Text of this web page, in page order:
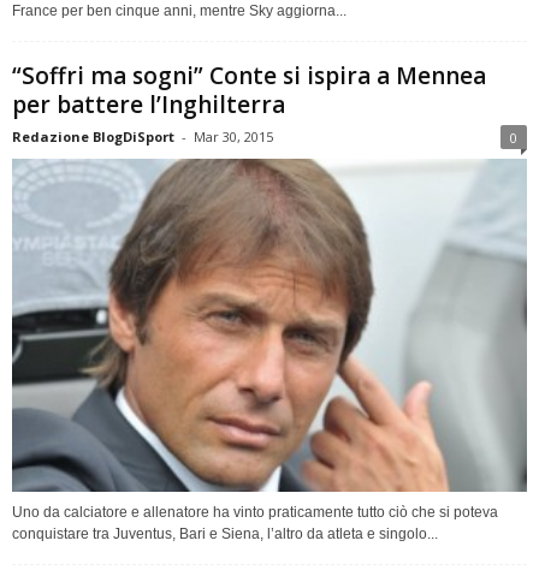
France per ben cinque anni, mentre Sky aggiorna...
“Soffri ma sogni” Conte si ispira a Mennea
per battere l’Inghilterra
Redazione BlogDiSport - Mar 30, 2015 0
Uno da calciatore e allenatore ha vinto praticamente tutto ciò che si poteva
conquistare tra Juventus, Bari e Siena, l’altro da atleta e singolo...